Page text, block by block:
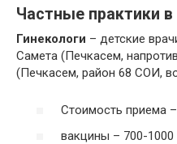
Частные практики в
Гинекологи – детские
Самета (Печкасем,
(Печкасем, район 68 СОИ,
Стоимость приема
вакцины – 700-1000